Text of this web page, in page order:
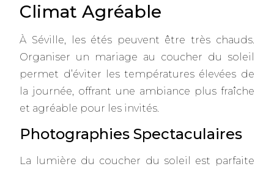
Climat Agréable
À Séville, les étés peuvent être très chauds.
Organiser un mariage au coucher du soleil
permet d’éviter les températures élevées de
la journée, offrant une ambiance plus fraîche
et agréable pour les invités.
Photographies Spectaculaires
La lumière du coucher du soleil est parfaite